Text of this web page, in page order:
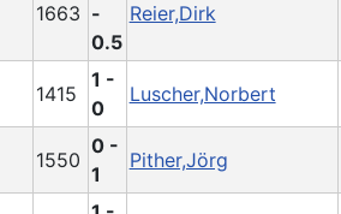
1663 -
0.5
Reier,Dirk
1415
1 -
0
Luscher,Norbert
1550
0 -
1
Pither,Jörg